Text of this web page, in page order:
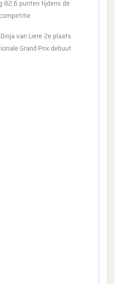
82,6 punten tijdens de
van Liere 2e plaats
Grand Prix debuut